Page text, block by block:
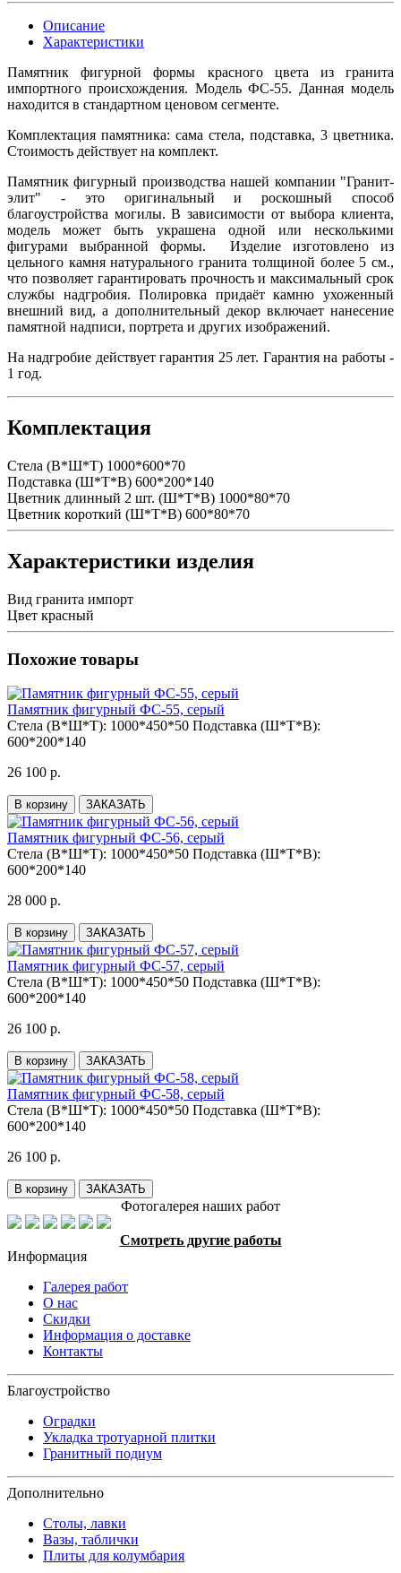
Описание
Характеристики
Памятник фигурной формы красного цвета из гранита
импортного происхождения. Модель ФС-55. Данная модель
находится в стандартном ценовом сегменте.
Комплектация памятника: сама стела, подставка, 3 цветника.
Стоимость действует на комплект.
Памятник фигурный производства нашей компании "Гранит-
элит" - это оригинальный и роскошный способ
благоустройства могилы. В зависимости от выбора клиента,
модель может быть украшена одной или несколькими
фигурами выбранной формы. Изделие изготовлено из
цельного камня натурального гранита толщиной более 5 см.,
что позволяет гарантировать прочность и максимальный срок
службы надгробия. Полировка придаёт камню ухоженный
внешний вид, а дополнительный декор включает нанесение
памятной надписи, портрета и других изображений.
На надгробие действует гарантия 25 лет. Гарантия на работы -
1 год.
Комплектация
Стела (В*Ш*Т) 1000*600*70
Подставка (Ш*Т*В) 600*200*140
Цветник длинный 2 шт. (Ш*Т*В) 1000*80*70
Цветник короткий (Ш*Т*В) 600*80*70
Характеристики изделия
Вид гранита импорт
Цвет красный
Похожие товары
Памятник фигурный ФС-55, серый
Стела (В*Ш*Т): 1000*450*50 Подставка (Ш*Т*В):
600*200*140
26 100 р.
В корзину ЗАКАЗАТЬ
Памятник фигурный ФС-56, серый
Стела (В*Ш*Т): 1000*450*50 Подставка (Ш*Т*В):
600*200*140
28 000 р.
В корзину ЗАКАЗАТЬ
Памятник фигурный ФС-57, серый
Стела (В*Ш*Т): 1000*450*50 Подставка (Ш*Т*В):
600*200*140
26 100 р.
В корзину ЗАКАЗАТЬ
Памятник фигурный ФС-58, серый
Стела (В*Ш*Т): 1000*450*50 Подставка (Ш*Т*В):
600*200*140
26 100 р.
В корзину ЗАКАЗАТЬ
Фотогалерея наших работ
Смотреть другие работы
Информация
Галерея работ
О нас
Скидки
Информация о доставке
Контакты
Благоустройство
Оградки
Укладка тротуарной плитки
Гранитный подиум
Дополнительно
Столы, лавки
Вазы, таблички
Плиты для колумбария